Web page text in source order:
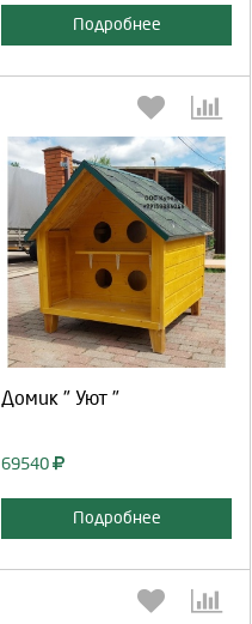
Подробнее
Домик " Уют "
69540
Подробнее
Выберите количество:
Продолжить Отмена